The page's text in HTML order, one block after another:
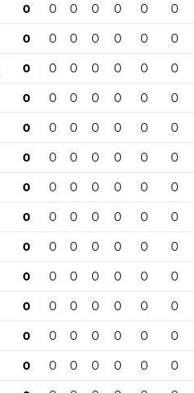
0 0 0 0 0 0 0
0 0 0 0 0 0 0
0 0 0 0 0 0 0
0 0 0 0 0 0 0
0 0 0 0 0 0 0
0 0 0 0 0 0 0
0 0 0 0 0 0 0
0 0 0 0 0 0 0
0 0 0 0 0 0 0
0 0 0 0 0 0 0
0 0 0 0 0 0 0
0 0 0 0 0 0 0
0 0 0 0 0 0 0